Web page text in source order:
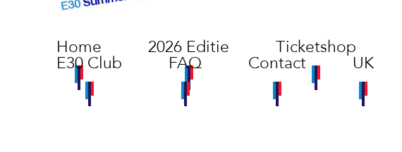
Home 2026 Editie Ticketshop
E30 Club FAQ Contact UK